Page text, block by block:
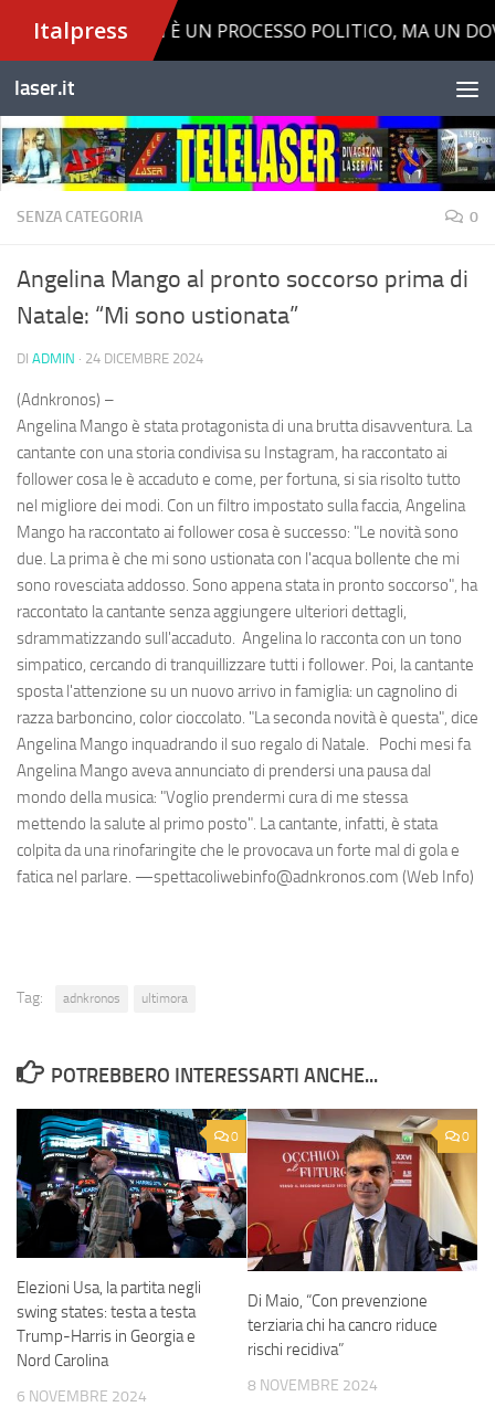
Salta al contenuto
laser.it
SENZA CATEGORIA 0
Angelina Mango al pronto soccorso prima di
Natale: “Mi sono ustionata”
DI ADMIN · 24 DICEMBRE 2024
(Adnkronos) –
Angelina Mango è stata protagonista di una brutta disavventura. La
cantante con una storia condivisa su Instagram, ha raccontato ai
follower cosa le è accaduto e come, per fortuna, si sia risolto tutto
nel migliore dei modi. Con un filtro impostato sulla faccia, Angelina
Mango ha raccontato ai follower cosa è successo: "Le novità sono
due. La prima è che mi sono ustionata con l'acqua bollente che mi
sono rovesciata addosso. Sono appena stata in pronto soccorso", ha
raccontato la cantante senza aggiungere ulteriori dettagli,
sdrammatizzando sull'accaduto. Angelina lo racconta con un tono
simpatico, cercando di tranquillizzare tutti i follower. Poi, la cantante
sposta l'attenzione su un nuovo arrivo in famiglia: un cagnolino di
razza barboncino, color cioccolato. "La seconda novità è questa", dice
Angelina Mango inquadrando il suo regalo di Natale. Pochi mesi fa
Angelina Mango aveva annunciato di prendersi una pausa dal
mondo della musica: "Voglio prendermi cura di me stessa
mettendo la salute al primo posto". La cantante, infatti, è stata
colpita da una rinofaringite che le provocava un forte mal di gola e
fatica nel parlare. —spettacoliwebinfo@adnkronos.com (Web Info)
Tag: adnkronos ultimora
POTREBBERO INTERESSARTI ANCHE...
0
Elezioni Usa, la partita negli
swing states: testa a testa
Trump-Harris in Georgia e
Nord Carolina
6 NOVEMBRE 2024
0
Di Maio, “Con prevenzione
terziaria chi ha cancro riduce
rischi recidiva”
8 NOVEMBRE 2024